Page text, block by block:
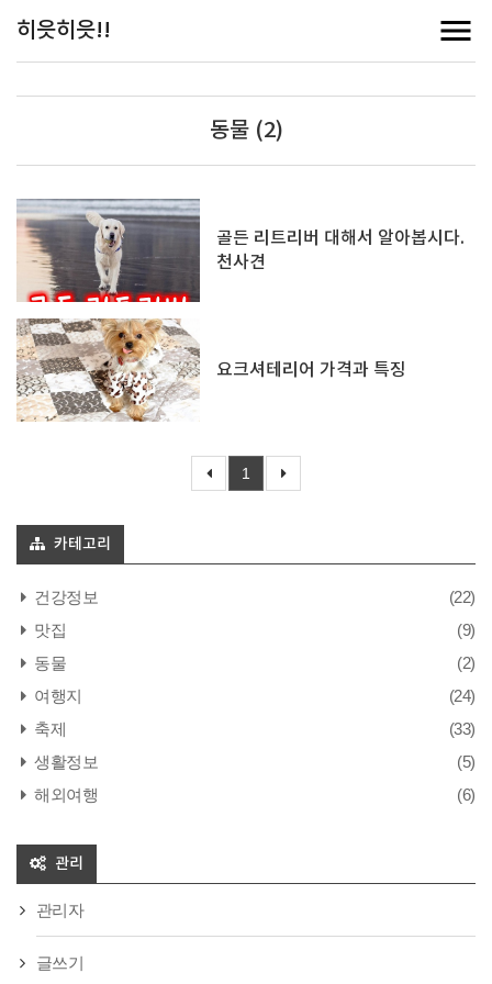
히읏히읏!!
동물 (2)
골든 리트리버 대해서 알아봅시다.
천사견
요크셔테리어 가격과 특징
1
카테고리
건강정보
(22)
맛집
(9)
동물
(2)
여행지
(24)
축제
(33)
생활정보
(5)
해외여행
(6)
관리
관리자
글쓰기